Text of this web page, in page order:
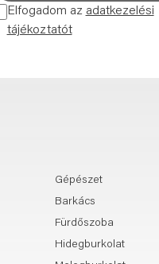
Elfogadom az adatkezelési
tájékoztatót
Gépészet
Barkács
Fürdőszoba
Hidegburkolat